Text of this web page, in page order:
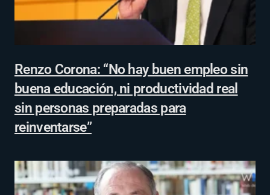
Renzo Corona: “No hay buen empleo sin
buena educación, ni productividad real
sin personas preparadas para
reinventarse”